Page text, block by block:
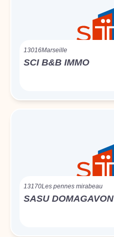
13016Marseille
SCI B&B IMMO
13170Les pennes mirabeau
SASU DOMAGAVON